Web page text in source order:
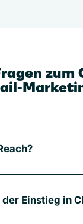
zum
Einstieg in